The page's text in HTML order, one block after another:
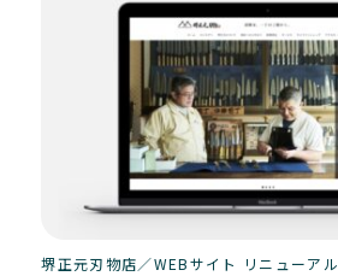
堺正元刃物店／WEBサイト リニューアル